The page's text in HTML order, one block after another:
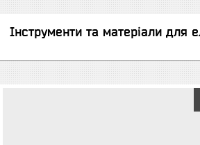
Інструменти та матеріали для